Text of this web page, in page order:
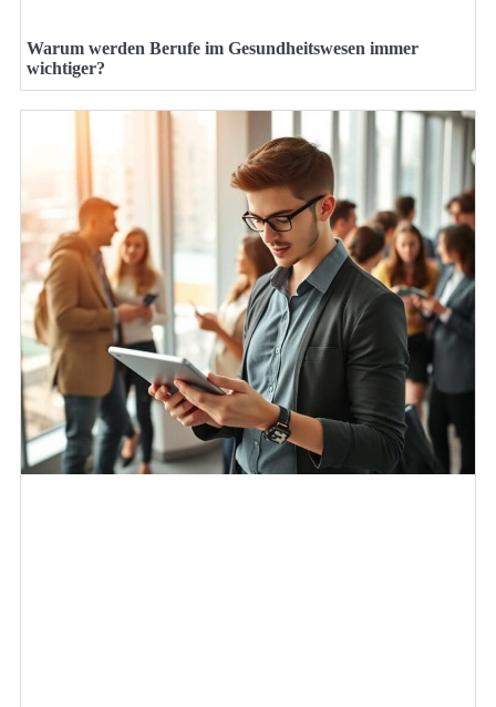
Warum werden Berufe im Gesundheitswesen immer
wichtiger?